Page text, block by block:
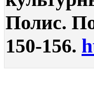
Полис.
150-156.